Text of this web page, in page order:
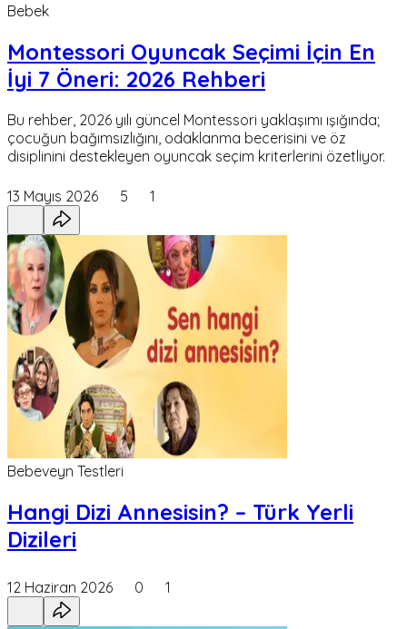
Bebek
Montessori Oyuncak Seçimi İçin En
İyi 7 Öneri: 2026 Rehberi
Bu rehber, 2026 yılı güncel Montessori yaklaşımı ışığında;
çocuğun bağımsızlığını, odaklanma becerisini ve öz
disiplinini destekleyen oyuncak seçim kriterlerini özetliyor.
13 Mayıs 2026 5 1
Bebeveyn Testleri
Hangi Dizi Annesisin? – Türk Yerli
Dizileri
12 Haziran 2026 0 1